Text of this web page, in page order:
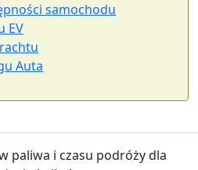
samochodu
EV
Auta
paliwa i czasu podróży dla